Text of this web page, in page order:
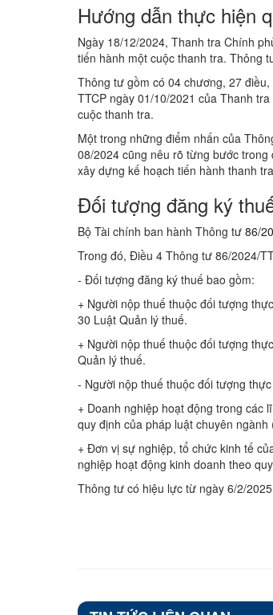
Hướng dẫn thực hiện
Ngày 18/12/2024, Thanh tra Chính
tiến hành một cuộc thanh tra. Thông
Thông tư gồm có 04 chương, 27
TTCP ngày 01/10/2021 của Thanh
cuộc thanh tra.
Một trong những điểm nhấn của
08/2024 cũng nêu rõ từng bước
xây dựng kế hoạch tiến hành thanh
Đối tượng đăng ký
Bộ Tài chính ban hành Thông tư 86/
Trong đó, Điều 4 Thông tư 86/2024/
- Đối tượng đăng ký thuế bao gồm:
+ Người nộp thuế thuộc đối tượng
30 Luật Quản lý thuế.
+ Người nộp thuế thuộc đối tượng
Quản lý thuế.
- Người nộp thuế thuộc đối tượng
+ Doanh nghiệp hoạt động trong các
quy định của pháp luật chuyên
+ Đơn vị sự nghiệp, tổ chức kinh tế
nghiệp hoạt động kinh doanh theo
Thông tư có hiệu lực từ ngày 6/2/